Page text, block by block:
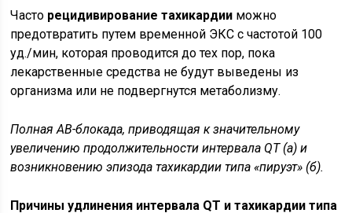
Часто рецидивирование тахикардии можно
предотвратить путем временной ЭКС с частотой 100
уд./мин, которая проводится до тех пор, пока
лекарственные средства не будут выведены из
организма или не подвергнутся метаболизму.
Полная АВ-блокада, приводящая к значительному
увеличению продолжительности интервала QT (а) и
возникновению эпизода тахикардии типа «пируэт» (б).
Причины удлинения интервала QT и тахикардии типа